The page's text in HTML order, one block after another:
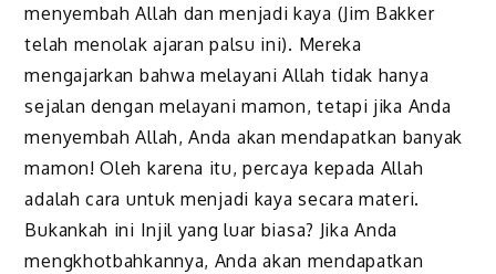
menyembah Allah dan menjadi kaya (Jim Bakker
telah menolak ajaran palsu ini). Mereka
mengajarkan bahwa melayani Allah tidak hanya
sejalan dengan melayani mamon, tetapi jika Anda
menyembah Allah, Anda akan mendapatkan banyak
mamon! Oleh karena itu, perca­ya kepada Allah
adalah cara untuk menjadi kaya secara materi.
Bukan­kah ini Injil yang luar biasa? Jika Anda
mengkhotbahkannya, Anda akan mendapatkan